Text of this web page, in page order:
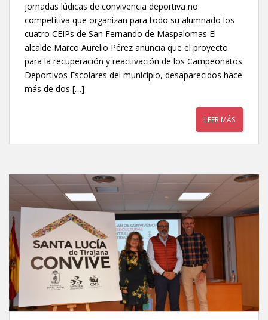
jornadas lúdicas de convivencia deportiva no
competitiva que organizan para todo su alumnado los
cuatro CEIPs de San Fernando de Maspalomas El
alcalde Marco Aurelio Pérez anuncia que el proyecto
para la recuperación y reactivación de los Campeonatos
Deportivos Escolares del municipio, desaparecidos hace
más de dos […]
LEER MÁS